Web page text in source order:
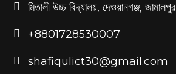
মিতালী উচ্চ বিদ্যালয়, দেওয়ানগঞ্জ, জামালপুর
+8801728530007
shafiqulict30@gmail.com